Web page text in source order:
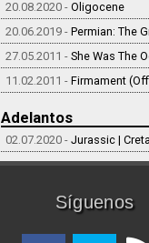
20.08.2020 - Oligocene
20.06.2019 - Permian: The
27.05.2011 - She Was The
11.02.2011 - Firmament
Adelantos
02.07.2020 - Jurassic |
Síguenos